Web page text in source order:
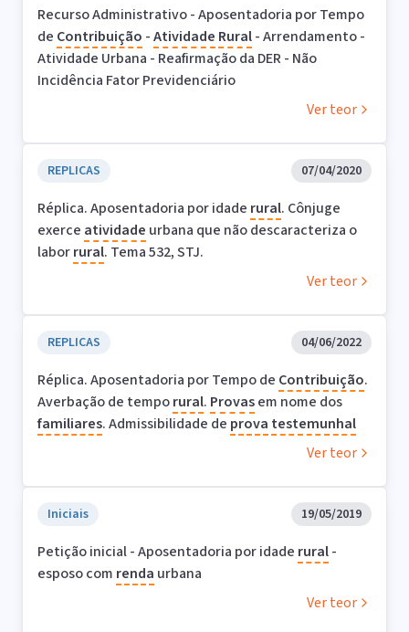
Recurso Administrativo - Aposentadoria por Tempo
de Contribuição -Atividade Rural- Arrendamento -
Atividade Urbana - Reafirmação da DER - Não
Incidência Fator Previdenciário
Ver teor
REPLICAS 07/04/2020
Réplica. Aposentadoria por idade rural. Cônjuge
exerce atividade urbana que não descaracteriza o
laborrural. Tema 532, STJ.
Ver teor
REPLICAS 04/06/2022
Réplica. Aposentadoria por Tempo de Contribuição.
Averbação de temporural. Provasem nome dos
familiares. Admissibilidade de prova testemunhal
Ver teor
Iniciais 19/05/2019
Petição inicial - Aposentadoria por idade rural-
esposo com renda urbana
Ver teor